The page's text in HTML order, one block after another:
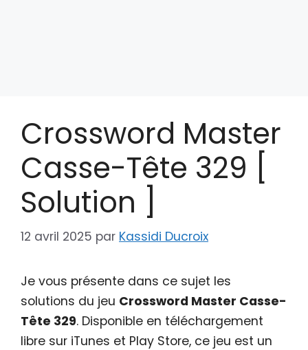
Crossword Master
Casse-Tête 329 [
Solution ]
12 avril 2025 par Kassidi Ducroix
Je vous présente dans ce sujet les
solutions du jeu Crossword Master Casse-
Tête 329. Disponible en téléchargement
libre sur iTunes et Play Store, ce jeu est un